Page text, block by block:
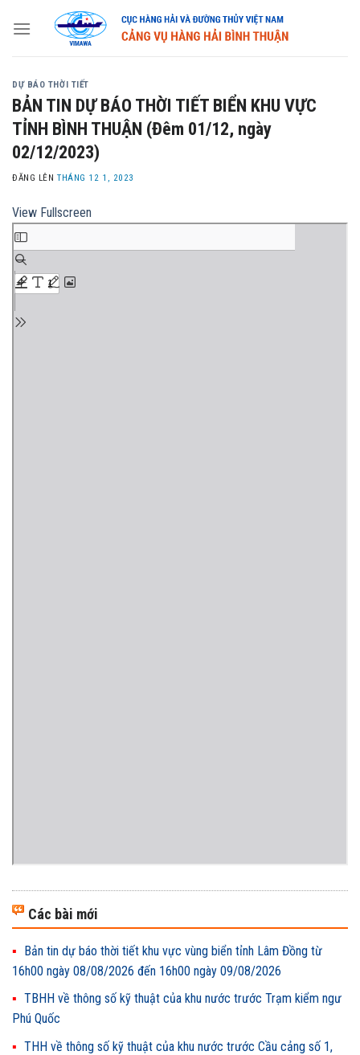
DỰ BÁO THỜI TIẾT
BẢN TIN DỰ BÁO THỜI TIẾT BIỂN KHU VỰC
TỈNH BÌNH THUẬN (Đêm 01/12, ngày
02/12/2023)
ĐĂNG LÊNTHÁNG 12 1, 2023
View Fullscreen
Các bài mới
Bản tin dự báo thời tiết khu vực vùng biển tỉnh Lâm Đồng từ
16h00 ngày 08/08/2026 đến 16h00 ngày 09/08/2026
TBHH về thông số kỹ thuật của khu nước trước Trạm kiểm ngư
Phú Quốc
THH về thông số kỹ thuật của khu nước trước Cầu cảng số 1,